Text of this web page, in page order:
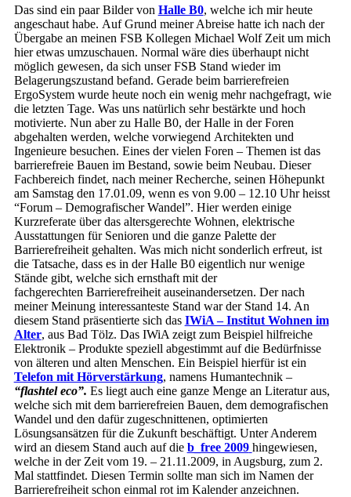
Das sind ein paar Bilder von Halle B0, welche ich mir heute
angeschaut habe. Auf Grund meiner Abreise hatte ich nach der
Übergabe an meinen FSB Kollegen Michael Wolf Zeit um mich
hier etwas umzuschauen. Normal wäre dies überhaupt nicht
möglich gewesen, da sich unser FSB Stand wieder im
Belagerungszustand befand. Gerade beim barrierefreien
ErgoSystem wurde heute noch ein wenig mehr nachgefragt, wie
die letzten Tage. Was uns natürlich sehr bestärkte und hoch
motivierte. Nun aber zu Halle B0, der Halle in der Foren
abgehalten werden, welche vorwiegend Architekten und
Ingenieure besuchen. Eines der vielen Foren – Themen ist das
barrierefreie Bauen im Bestand, sowie beim Neubau. Dieser
Fachbereich findet, nach meiner Recherche, seinen Höhepunkt
am Samstag den 17.01.09, wenn es von 9.00 – 12.10 Uhr heisst
“Forum – Demografischer Wandel”. Hier werden einige
Kurzreferate über das altersgerechte Wohnen, elektrische
Ausstattungen für Senioren und die ganze Palette der
Barrierefreiheit gehalten. Was mich nicht sonderlich erfreut, ist
die Tatsache, dass es in der Halle B0 eigentlich nur wenige
Stände gibt, welche sich ernsthaft mit der
fachgerechten Barrierefreiheit auseinandersetzen. Der nach
meiner Meinung interessanteste Stand war der Stand 14. An
diesem Stand präsentierte sich das IWiA – Institut Wohnen im
Alter, aus Bad Tölz. Das IWiA zeigt zum Beispiel hilfreiche
Elektronik – Produkte speziell abgestimmt auf die Bedürfnisse
von älteren und alten Menschen. Ein Beispiel hierfür ist ein
Telefon mit Hörverstärkung, namens Humantechnik –
“flashtel eco”. Es liegt auch eine ganze Menge an Literatur aus,
welche sich mit dem barrierefreien Bauen, dem demografischen
Wandel und den dafür zugeschnittenen, optimierten
Lösungsansätzen für die Zukunft beschäftigt. Unter Anderem
wird an diesem Stand auch auf die b_free 2009 hingewiesen,
welche in der Zeit vom 19. – 21.11.2009, in Augsburg, zum 2.
Mal stattfindet. Diesen Termin sollte man sich im Namen der
Barrierefreiheit schon einmal rot im Kalender anzeichnen.